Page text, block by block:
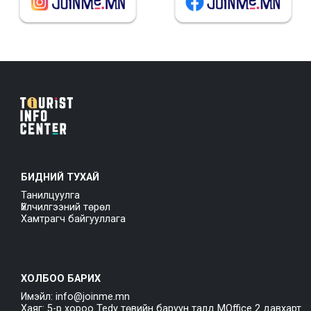
БИДНИЙ ТУХАЙ
Танилцуулга
Үйлчилгээний төрөл
Хамтрагч байгууллага
ХОЛБОО БАРИХ
Имэйл: info@joinme.mn
Хаяг: 5-р хороо Tedy төвийн баруун талд MOffice 2 давхарт